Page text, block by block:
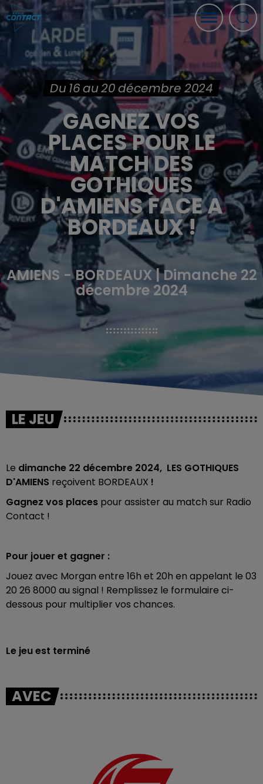
Du 16 au 20 décembre 2024
GAGNEZ VOS
PLACES POUR LE
MATCH DES
GOTHIQUES
D'AMIENS FACE A
BORDEAUX !
AMIENS - BORDEAUX | Dimanche 22
décembre 2024
LE JEU
Le dimanche 22 décembre 2024, LES GOTHIQUES
D'AMIENS reçoivent BORDEAUX !
Gagnez vos places pour assister au match sur Radio
Contact !
Pour jouer et gagner :
Jouez avec Morgan entre 16h et 20h en appelant le 03
20 26 8000 au signal ! Remplissez le formulaire ci-
dessous pour multiplier vos chances.
Le jeu est terminé
AVEC